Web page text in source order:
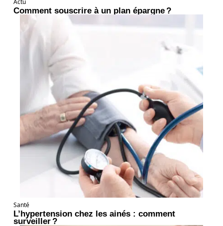
Actu
Comment souscrire à un plan épargne ?
Santé
L’hypertension chez les ainés : comment
surveiller ?